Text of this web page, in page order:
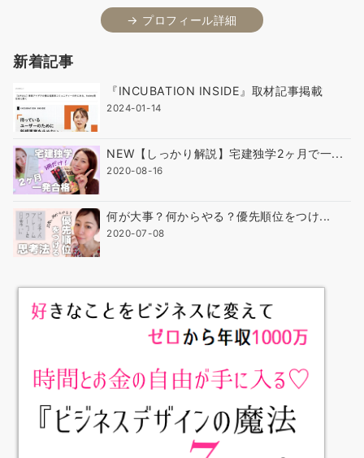
→ プロフィール詳細
新着記事
『INCUBATION INSIDE』取材記事掲載
2024-01-14
NEW【しっかり解説】宅建独学2ヶ月で一...
2020-08-16
何が大事？何からやる？優先順位をつけ...
2020-07-08